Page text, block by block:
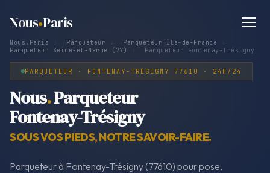
Nous Paris
Nous.Paris Parqueteur Parqueteur Île-de-France
Parqueteur Seine-et-Marne (77)
Parqueteur Fontenay-Trésigny
PARQUETEUR · FONTENAY-TRÉSIGNY 77610 · 24H/24
Nous.Parqueteur
Fontenay-Trésigny
SOUS VOS PIEDS, NOTRE SAVOIR-FAIRE.
Parqueteur à Fontenay-Trésigny (77610) pour pose,